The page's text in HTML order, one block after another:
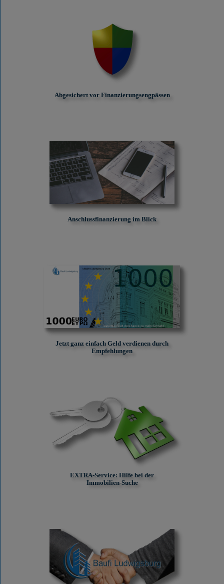
Abgesichert vor Finanzierungs­engpässen
Anschlussfinanzierung im Blick
Jetzt ganz einfach Geld verdienen durch
Empfehlungen
EXTRA-Service: Hilfe bei der
Immobilien-Suche